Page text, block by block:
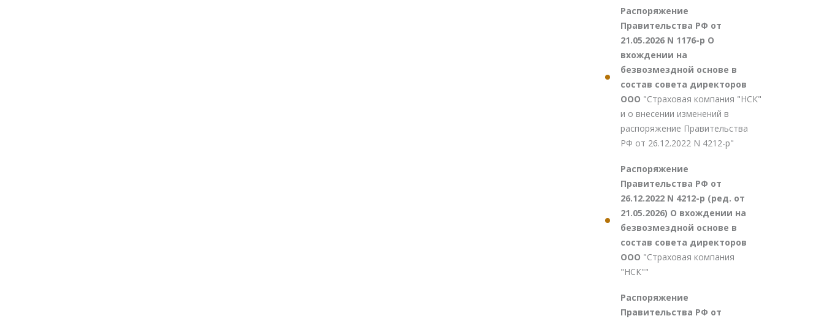
Распоряжение
Правительства РФ от
21.05.2026 N 1176-р О
вхождении на
безвозмездной основе в
состав совета директоров
ООО "Страховая компания "НСК"
и о внесении изменений в
распоряжение Правительства
РФ от 26.12.2022 N 4212-р"
Распоряжение
Правительства РФ от
26.12.2022 N 4212-р (ред. от
21.05.2026) О вхождении на
безвозмездной основе в
состав совета директоров
ООО "Страховая компания
"НСК""
Распоряжение
Правительства РФ от